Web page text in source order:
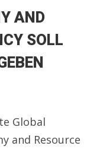
AND
SOLL
Global
and Resource